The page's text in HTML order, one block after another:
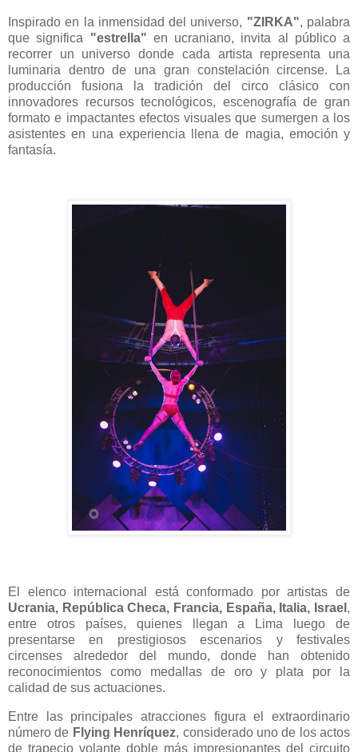
Inspirado en la inmensidad del universo, "ZIRKA", palabra
que significa "estrella" en ucraniano, invita al público a
recorrer un universo donde cada artista representa una
luminaria dentro de una gran constelación circense. La
producción fusiona la tradición del circo clásico con
innovadores recursos tecnológicos, escenografía de gran
formato e impactantes efectos visuales que sumergen a los
asistentes en una experiencia llena de magia, emoción y
fantasía.
El elenco internacional está conformado por artistas de
Ucrania, República Checa, Francia, España, Italia, Israel ,
entre otros países, quienes llegan a Lima luego de
presentarse en prestigiosos escenarios y festivales
circenses alrededor del mundo, donde han obtenido
reconocimientos como medallas de oro y plata por la
calidad de sus actuaciones.
Entre las principales atracciones figura el extraordinario
número de Flying Henríquez, considerado uno de los actos
de trapecio volante doble más impresionantes del circuito